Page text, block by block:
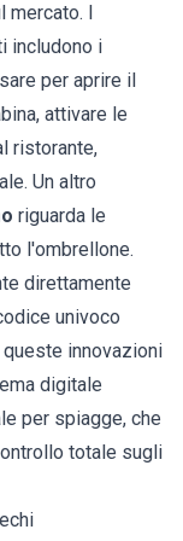
I
includono i
per aprire il
attivare le
ristorante,
Un altro
riguarda le
l'ombrellone.
direttamente
univoco
innovazioni
digitale
per spiagge, che
totale sugli